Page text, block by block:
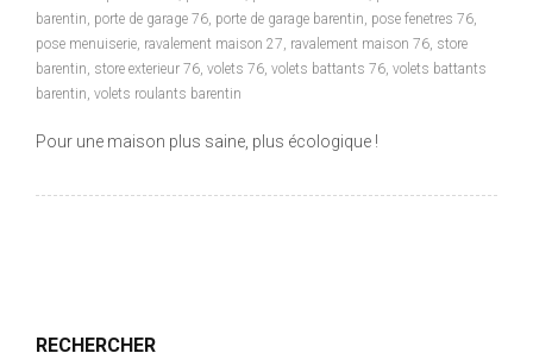
barentin, porte de garage 76, porte de garage barentin, pose fenetres 76,
pose menuiserie, ravalement maison 27, ravalement maison 76, store
barentin, store exterieur 76, volets 76, volets battants 76, volets battants
barentin, volets roulants barentin
Pour une maison plus saine, plus écologique !
RECHERCHER